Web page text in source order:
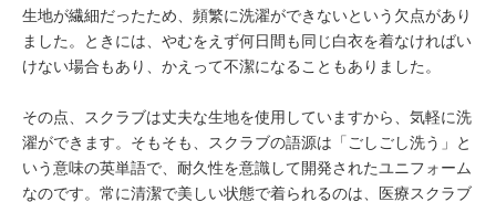
生地が繊細だったため、頻繁に洗濯ができないという欠点があり
ました。ときには、やむをえず何日間も同じ白衣を着なければい
けない場合もあり、かえって不潔になることもありました。
その点、スクラブは丈夫な生地を使用していますから、気軽に洗
濯ができます。そもそも、スクラブの語源は「ごしごし洗う」と
いう意味の英単語で、耐久性を意識して開発されたユニフォーム
なのです。常に清潔で美しい状態で着られるのは、医療スクラブ